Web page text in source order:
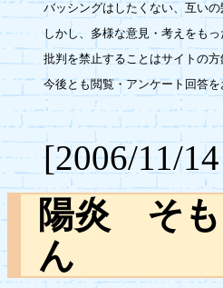
バッシングはしたくない、互い
しかし、多様な意見・考えをも
批判を禁止することはサイトの
今後とも閲覧・アンケート回答
[2006/11/
陽炎 そも
ん